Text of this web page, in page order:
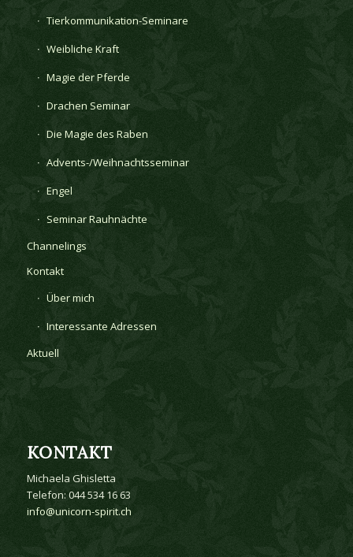
Tierkommunikation-Seminare
Weibliche Kraft
Magie der Pferde
Drachen Seminar
Die Magie des Raben
Advents-/Weihnachtsseminar
Engel
Seminar Rauhnächte
Channelings
Kontakt
Über mich
Interessante Adressen
Aktuell
KONTAKT
Michaela Ghisletta
Telefon: 044 534 16 63
info@unicorn-spirit.ch